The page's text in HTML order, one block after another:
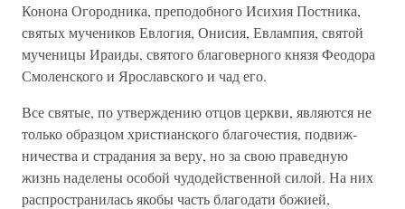
Конона Огородника, преподобного Исихия Постника,
святых мучеников Евлогия, Онисия, Евлампия, святой
мученицы Ираиды, святого благоверного князя Феодора
Смоленского и Ярославского и чад его.
Все святые, по утверждению отцов церкви, являются не
только образцом христианского благочестия, подвиж-
ничества и страдания за веру, но за свою праведную
жизнь наделены особой чудодейственной силой. На них
распространилась якобы часть благодати божией,